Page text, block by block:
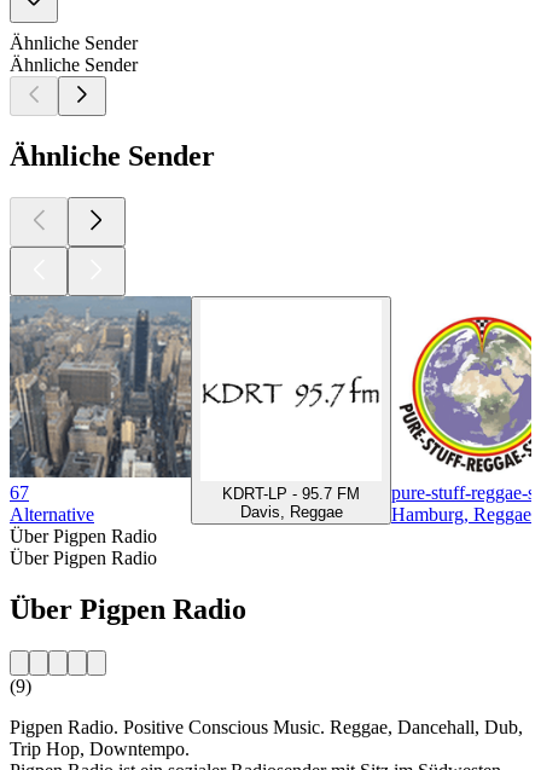
Ähnliche Sender
Ähnliche Sender
Ähnliche Sender
67
Alternative
KDRT-LP - 95.7 FM
Davis, Reggae
pure-stuff-reggae-
Hamburg, Reggae
Über Pigpen Radio
Über Pigpen Radio
Über Pigpen Radio
(9)
Pigpen Radio. Positive Conscious Music. Reggae, Dancehall, Dub,
Trip Hop, Downtempo.